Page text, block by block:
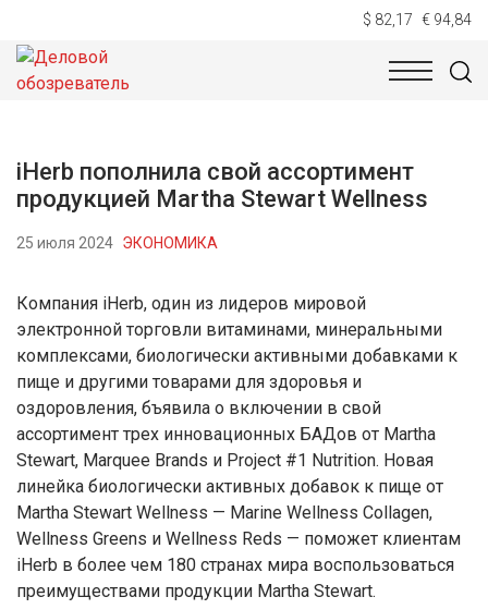
$ 82,17 € 94,84
НОВОСТИ
iHerb пополнила свой ассортимент
продукцией Martha Stewart Wellness
25 июля 2024 ЭКОНОМИКА
Компания iHerb, один из лидеров мировой
электронной торговли витаминами, минеральными
комплексами, биологически активными добавками к
пище и другими товарами для здоровья и
оздоровления, бъявила о включении в свой
ассортимент трех инновационных БАДов от Martha
Stewart, Marquee Brands и Project #1 Nutrition. Новая
линейка биологически активных добавок к пище от
Martha Stewart Wellness — Marine Wellness Collagen,
Wellness Greens и Wellness Reds — поможет клиентам
iHerb в более чем 180 странах мира воспользоваться
преимуществами продукции Martha Stewart.